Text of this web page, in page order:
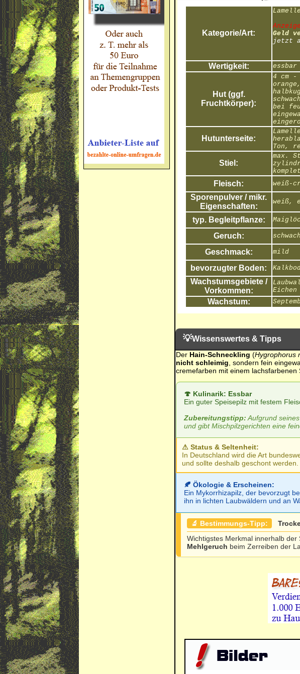
Kategorie/Art:
Anzeige
Geld
jetzt
Wertigkeit: essbar
Hut (ggf.
Fruchtkörper):
4 cm -
bei
Hutunterseite:
Ton,
Stiel:
max.
Fleisch: weiß-
Sporenpulver / mikr.
Eigenschaften:
weiß,
typ. Begleitpflanze:
Geruch:
Geschmack: mild
bevorzugter Boden:
Wachstumsgebiete /
Vorkommen:
Eichen
Wachstum:
💡Wissenswertes & Tipps
Der Hain-Schneckling (Hygrophorus
nicht schleimig , sondern fein
cremefarben mit einem lachsfarbenen
🍄 Kulinarik: Essbar
Ein guter Speisepilz mit festem
Zubereitungstipp: Aufgrund
und gibt Mischpilzgerichten eine
⚠ Status & Seltenheit:
In Deutschland wird die Art
und sollte deshalb geschont werden.
🍂 Ökologie & Erscheinen:
Ein Mykorrhizapilz, der bevorzugt
ihn in lichten Laubwäldern und an
🔬 Bestimmungs-Tipp:
Wichtigstes Merkmal innerhalb der
Mehlgeruch beim Zerreiben der